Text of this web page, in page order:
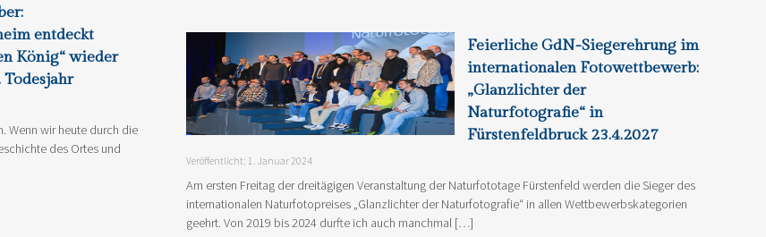
entdeckt
König“ wieder
Todesjahr
Wenn wir heute durch die
des Ortes und
Feierliche GdN-Siegerehrung im
internationalen Fotowettbewerb:
„Glanzlichter der
Naturfotografie“ in
Fürstenfeldbruck 23.4.2027
Veröffentlicht: 1. Januar 2024
Am ersten Freitag der dreitägigen Veranstaltung der Naturfototage Fürstenfeld werden die Sieger des
internationalen Naturfotopreises „Glanzlichter der Naturfotografie“ in allen Wettbewerbskategorien
geehrt. Von 2019 bis 2024 durfte ich auch manchmal […]